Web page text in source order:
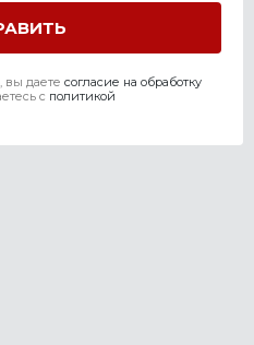
вы даете согласие на обработку
c политикой